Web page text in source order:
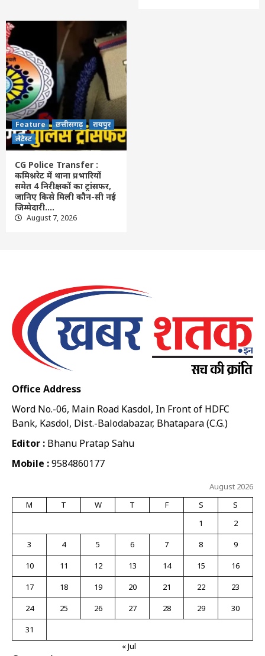
Feature छत्तीसगढ़
रायपुर
लेटेस्ट
CG Police Transfer :
कमिश्नरेट में थाना प्रभारियों
समेत 4 निरीक्षकों का ट्रांसफर,
जानिए किसे मिली कौन-सी नई
जिम्मेदारी….
August 7, 2026
Office Address
Word No.-06, Main Road Kasdol, In Front of HDFC
Bank, Kasdol, Dist.-Balodabazar, Bhatapara (C.G.)
Editor : Bhanu Pratap Sahu
Mobile :9584860177
August 2026
M
T W T F S
S
1
2
3
4 5 6 7 8
9
10
11 12 13 14 15
16
17
18 19 20 21 22
23
24
25 26 27 28 29
30
31
« Jul